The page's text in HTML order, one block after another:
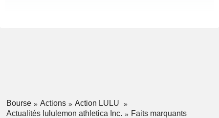
Bourse Actions
Action LULU
Actualités lululemon athletica Inc.
Faits marquants